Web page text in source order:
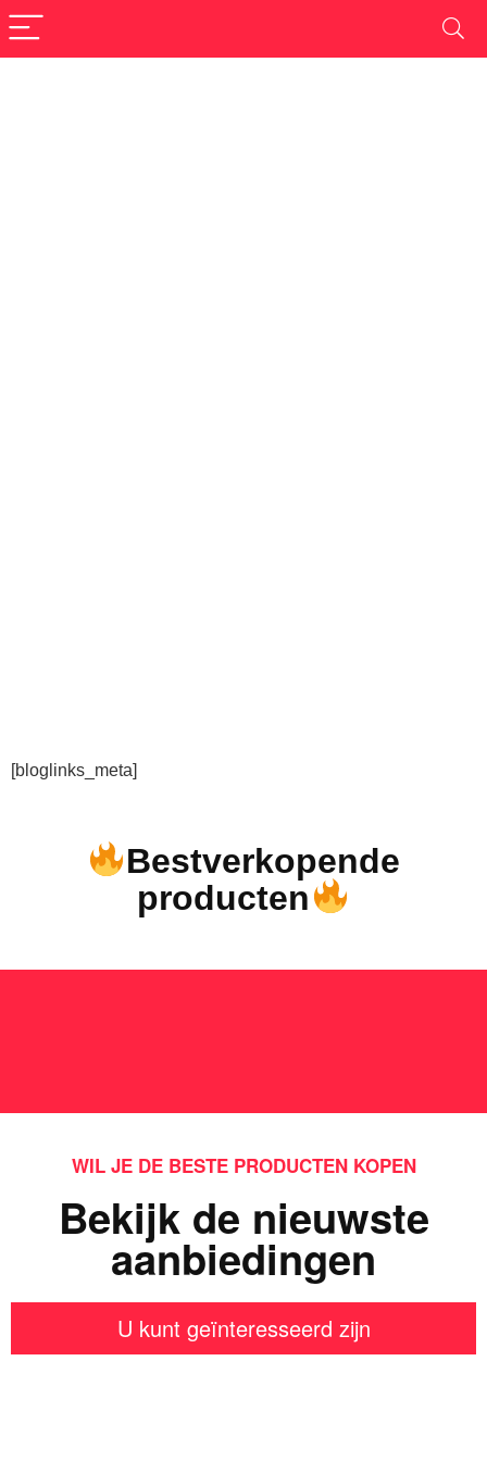
[bloglinks_meta]
Bestverkopende
producten
WIL JE DE BESTE PRODUCTEN KOPEN
Bekijk de nieuwste
aanbiedingen
U kunt geïnteresseerd zijn